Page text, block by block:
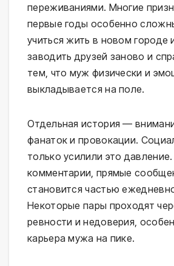
переживаниями. Многие
первые годы особенно
учиться жить в новом городе
заводить друзей заново и
тем, что муж физически и
выкладывается на поле.
Отдельная история —
фанаток и провокации.
только усилили это давление.
комментарии, прямые
становится частью
Некоторые пары проходят
ревности и недоверия,
карьера мужа на пике.